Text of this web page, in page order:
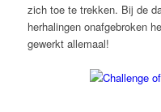
zich toe te trekken. Bij de
herhalingen onafgebroken
gewerkt allemaal!